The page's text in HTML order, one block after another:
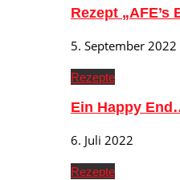
Rezept „AFE’s
5. September 2022
Rezepte
Ein Happy
6. Juli 2022
Rezepte